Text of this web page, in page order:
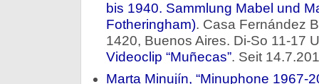
bis 1940. Sammlung Mabel und
Fotheringham). Casa Fernández
1420, Buenos Aires. Di-So 11-17
Videoclip “Muñecas”. Seit
Marta Minujín, “Minuphone 1967-